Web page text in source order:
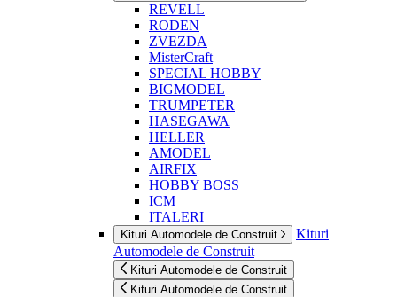
REVELL
RODEN
ZVEZDA
MisterCraft
SPECIAL HOBBY
BIGMODEL
TRUMPETER
HASEGAWA
HELLER
AMODEL
AIRFIX
HOBBY BOSS
ICM
ITALERI
Kituri Automodele de Construit
Kituri
Automodele de Construit
Kituri Automodele de Construit
Kituri Automodele de Construit